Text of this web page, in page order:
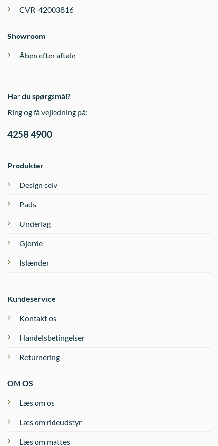
CVR: 42003816
Showroom
Åben efter aftale
Produkter
Design selv
Pads
Underlag
Gjorde
Islænder
Kundeservice
Kontakt os
Handelsbetingelser
Returnering
OM OS
Læs om os
Læs om rideudstyr
Læs om mattes
Har du spørgsmål?
Ring og få vejledning på:
4258 4900